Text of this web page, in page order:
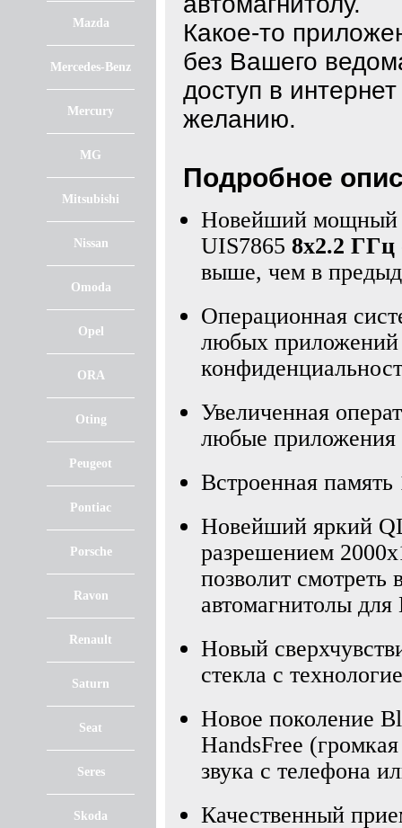
Mazda
Mercedes-Benz
Mercury
MG
Mitsubishi
Nissan
Omoda
Opel
ORA
Oting
Peugeot
Pontiac
Porsche
Ravon
Renault
Saturn
Seat
Seres
Skoda
Какое-то
без Вашего
доступ в
желанию.
Подробное
Новейший мощный
UIS7865 8х2.2 ГГц
выше, чем в
Операционная
любых приложений
Увеличенная
любые приложения
Встроенная
Новейший яркий
разрешением
позволит смотреть
автомагнитолы
Новый
стекла с
Новое поколение
HandsFree
звука с телефона
Качественный